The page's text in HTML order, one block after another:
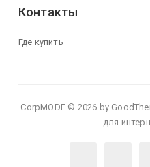
Контакты
Где купить
CorpMODE © 2026 by
для